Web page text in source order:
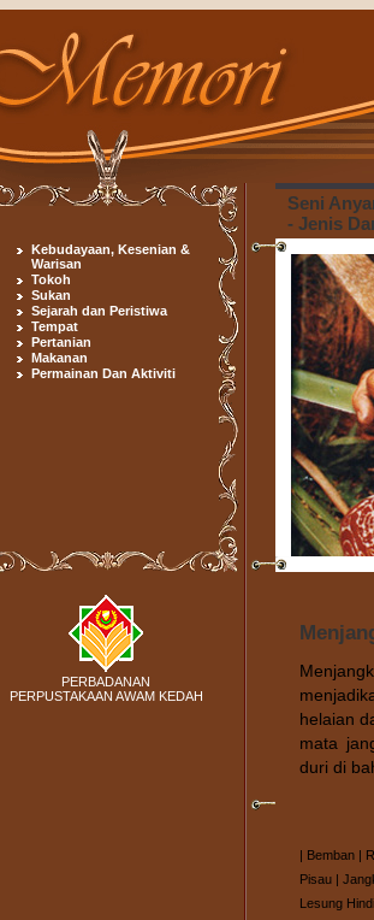
Kebudayaan, Kesenian &
Warisan
Tokoh
Sukan
Sejarah dan Peristiwa
Tempat
Pertanian
Makanan
Permainan Dan Aktiviti
PERBADANAN
PERPUSTAKAAN AWAM KEDAH
Seni
- Jenis
helaian
mata
duri di
| Bemban |
Pisau |
Lesung